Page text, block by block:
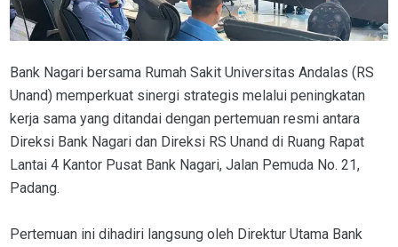
Bank Nagari bersama Rumah Sakit Universitas Andalas (RS
Unand) memperkuat sinergi strategis melalui peningkatan
kerja sama yang ditandai dengan pertemuan resmi antara
Direksi Bank Nagari dan Direksi RS Unand di Ruang Rapat
Lantai 4 Kantor Pusat Bank Nagari, Jalan Pemuda No. 21,
Padang.
Pertemuan ini dihadiri langsung oleh Direktur Utama Bank